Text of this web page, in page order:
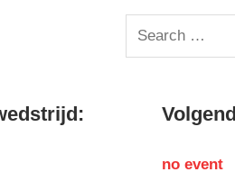
Search
for:
no event